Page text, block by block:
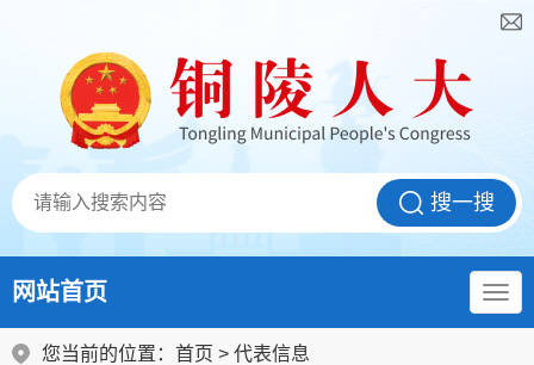
网站首页
您当前的位置： 首页 > 代表信息